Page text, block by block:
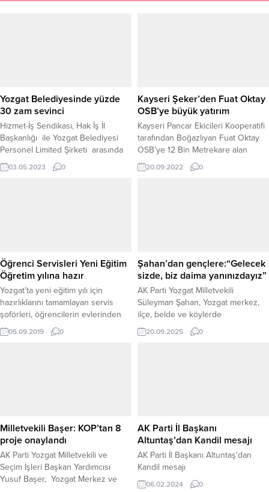
Yozgat Belediyesinde yüzde
30 zam sevinci
Hizmet-İş Sendikası, Hak İş İl
Başkanlığı ile Yozgat Belediyesi
Personel Limited Şirketi arasında
imzalanan toplu-İş sözleşmesi ile
işçilerin maaşlarına yüzde 30 zam
03.05.2023 0
Kayseri Şeker’den Fuat Oktay
OSB’ye büyük yatırım
Kayseri Pancar Ekicileri Kooperatifi
tarafından Boğazlıyan Fuat Oktay
OSB’ye 12 Bin Metrekare alan
üzerinde yapılacak olan ambalaj
fabrikası için protokol imzalandı.
20.09.2022 0
Öğrenci Servisleri Yeni Eğitim
Öğretim yılına hazır
Yozgat’ta yeni eğitim yılı için
hazırlıklarını tamamlayan servis
şoförleri, öğrencilerin evlerinden
okullarına güvenli bir şekilde gidip
gelmeleri için araçlarının son
05.09.2019 0
Şahan’dan gençlere:“Gelecek
sizde, biz daima yanınızdayız”
AK Parti Yozgat Milletvekili
Süleyman Şahan, Yozgat merkez,
ilçe, belde ve köylerde
vatandaşlarla buluşmalarını
sürdürürken, gençlerle bir araya
GENÇLERLE MUHABBET VE SPOR
BİR ARADA Gençlerle...
20.09.2025 0
Milletvekili Başer: KOP’tan 8
proje onaylandı
AK Parti Yozgat Milletvekili ve
Seçim İşleri Başkan Yardımcısı
Yusuf Başer, Yozgat Merkez ve
AK Parti İl Başkanı
Altuntaş’dan Kandil mesajı
AK Parti İl Başkanı Altuntaş'dan
Kandil mesajı
06.02.2024 0